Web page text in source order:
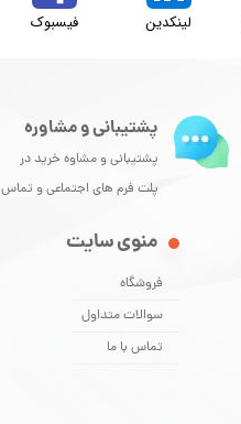
لینکدین فیسبوک
منوی سایت
فروشگاه
سوالات متداول
تماس با ما
پشتیبانی و مشاوره
پشتیبانی و مشاوه خرید در
پلت فرم های اجتماعی و تماس